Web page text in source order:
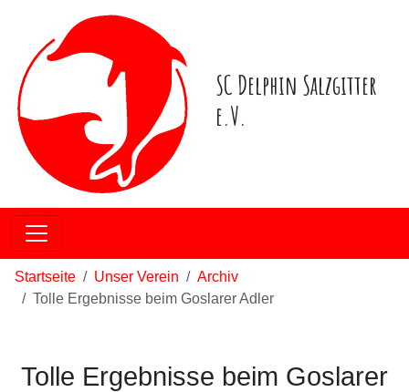
SC Delphin Salzgitter
e.V.
Startseite Unser Verein
Archiv
Tolle Ergebnisse beim Goslarer Adler
Tolle Ergebnisse beim Goslarer